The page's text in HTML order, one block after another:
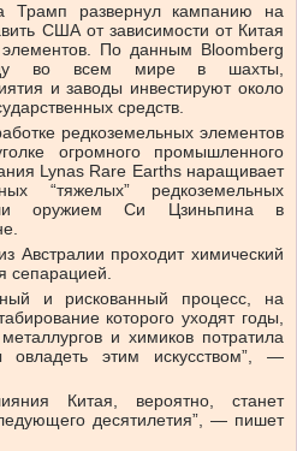
Трамп развернул кампанию на
США от зависимости от Китая
По данным Bloomberg
во всем мире в шахты,
и заводы инвестируют около
средств.
редкоземельных элементов
огромного промышленного
Lynas Rare Earths наращивает
“тяжелых” редкоземельных
оружием Си Цзиньпина в
Австралии проходит химический
сепарацией.
и рискованный процесс, на
которого уходят годы,
и химиков потратила
овладеть этим искусством”, —
Китая, вероятно, станет
десятилетия”, — пишет